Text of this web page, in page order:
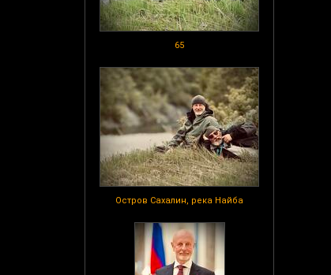
65
Остров Сахалин, река Найба